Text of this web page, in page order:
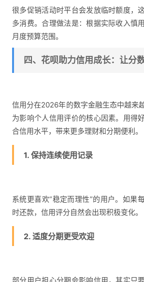
很多促销活动时平台会发放临时额度，
多消费。合理做法是：根据实际收入慎
月度预算范围。
四、花呗助力信用成长：让分
信用分在2026年的数字金融生态中越来
为影响个人信用评价的核心因素。用得
合信用水平，带来更多理财和分期便利。
1. 保持连续使用记录
系统更喜欢“稳定而理性”的用户。如果
时还款，信用评分自然会出现积极变化。
2. 适度分期更受欢迎
部分用户担心分期会影响信用，其实只